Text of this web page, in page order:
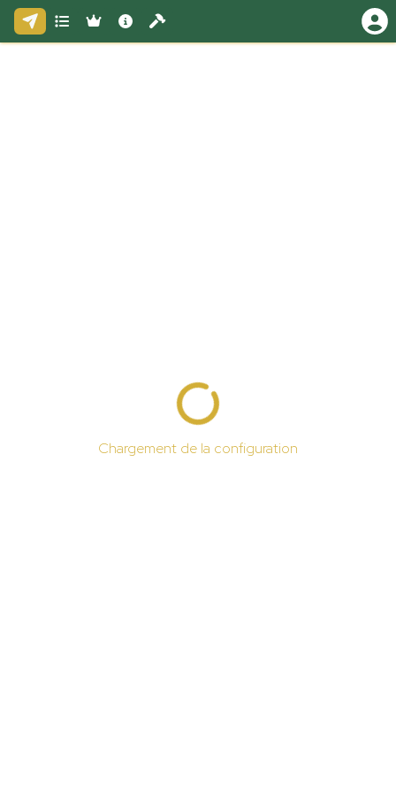
Chargement de la configuration